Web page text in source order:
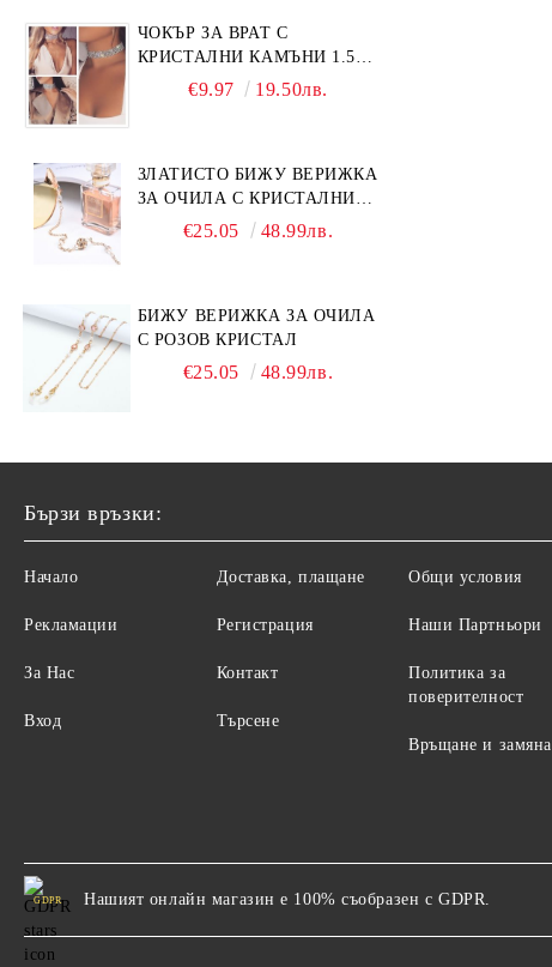
ЧОКЪР ЗА ВРАТ С
КРИСТАЛНИ КАМЪНИ 1.5
€9.97 19.50лв.
ЗЛАТИСТО БИЖУ ВЕРИЖКА
ЗА ОЧИЛА С КРИСТАЛНИ
КАМЪНИ И ПЕРЛИ
€25.05 48.99лв.
БИЖУ ВЕРИЖКА ЗА ОЧИЛА
С РОЗОВ КРИСТАЛ
€25.05 48.99лв.
Бързи връзки:
Начало
Рекламации
За Нас
Вход
Доставка, плащане
Регистрация
Контакт
Търсене
Общи условия
Наши Партньори
Политика за
поверителност
Връщане и замяна
GDPR Нашият онлайн магазин е 100% съобразен с GDPR.